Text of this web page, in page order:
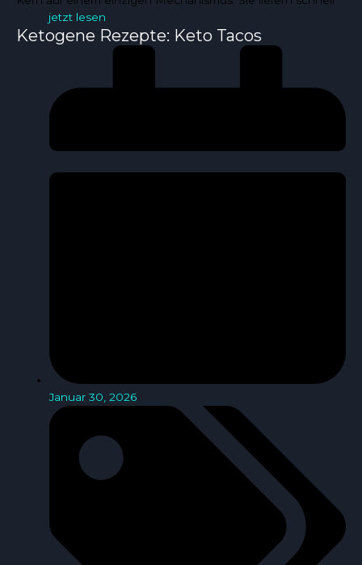
jetzt lesen
Ketogene Rezepte: Keto Tacos
Januar 30, 2026